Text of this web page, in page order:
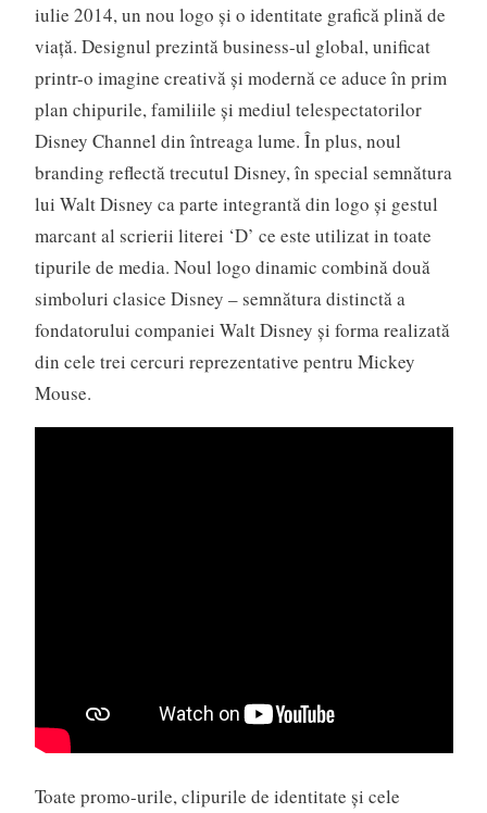
iulie 2014, un nou logo și o identitate grafică plină de
viață. Designul prezintă business-ul global, unificat
printr-o imagine creativă și modernă ce aduce în prim
plan chipurile, familiile și mediul telespectatorilor
Disney Channel din întreaga lume. În plus, noul
branding reflectă trecutul Disney, în special semnătura
lui Walt Disney ca parte integrantă din logo și gestul
marcant al scrierii literei ‘D’ ce este utilizat in toate
tipurile de media. Noul logo dinamic combină două
simboluri clasice Disney – semnătura distinctă a
fondatorului companiei Walt Disney și forma realizată
din cele trei cercuri reprezentative pentru Mickey
Mouse.
Toate promo-urile, clipurile de identitate și cele